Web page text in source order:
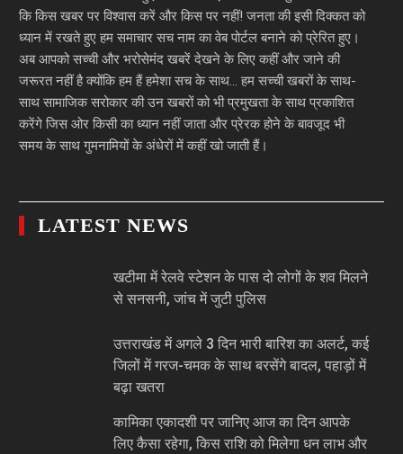
कि किस खबर पर विश्वास करें और किस पर नहीं! जनता की इसी दिक्कत को
ध्यान में रखते हुए हम समाचार सच नाम का वेब पोर्टल बनाने को प्रेरित हुए।
अब आपको सच्ची और भरोसेमंद खबरें देखने के लिए कहीं और जाने की
जरूरत नहीं है क्योंकि हम हैं हमेशा सच के साथ… हम सच्ची खबरों के साथ-
साथ सामाजिक सरोकार की उन खबरों को भी प्रमुखता के साथ प्रकाशित
करेंगे जिस ओर किसी का ध्यान नहीं जाता और प्रेरक होने के बावजूद भी
समय के साथ गुमनामियों के अंधेरों में कहीं खो जाती हैं।
LATEST NEWS
खटीमा में रेलवे स्टेशन के पास दो लोगों के शव मिलने
से सनसनी, जांच में जुटी पुलिस
उत्तराखंड में अगले 3 दिन भारी बारिश का अलर्ट, कई
जिलों में गरज-चमक के साथ बरसेंगे बादल, पहाड़ों में
बढ़ा खतरा
कामिका एकादशी पर जानिए आज का दिन आपके
लिए कैसा रहेगा, किस राशि को मिलेगा धन लाभ और